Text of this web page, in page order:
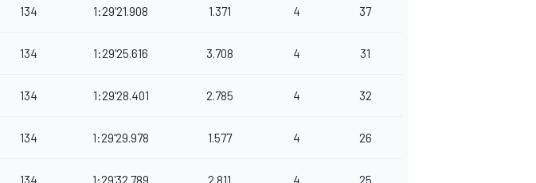
134 1:29'21.908 1.371 4 37
134 1:29'25.616 3.708 4 31
134 1:29'28.401 2.785 4 32
134 1:29'29.978 1.577 4 26
134 1:29'32.789 2.811 4 25